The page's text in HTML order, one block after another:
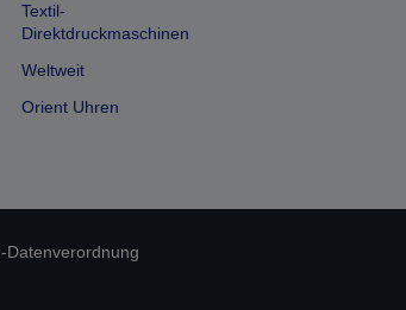
Textil-
Direktdruckmaschinen
Weltweit
Orient Uhren
Datenverordnung